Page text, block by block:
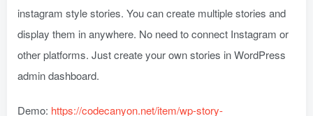
instagram style stories. You can create multiple stories and
display them in anywhere. No need to connect Instagram or
other platforms. Just create your own stories in WordPress
admin dashboard.
Demo: https://codecanyon.net/item/wp-story-